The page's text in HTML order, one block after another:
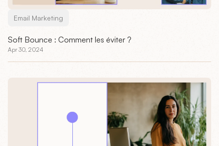
Email Marketing
Soft Bounce : Comment les éviter ?
Apr 30, 2024